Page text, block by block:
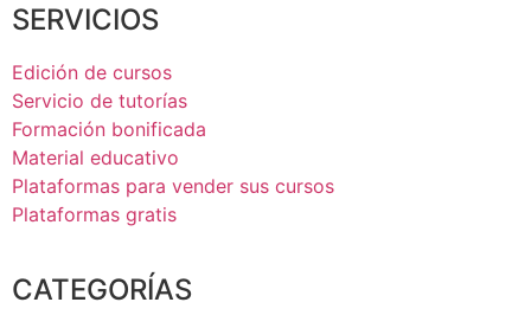
SERVICIOS
Edición de cursos
Servicio de tutorías
Formación bonificada
Material educativo
Plataformas para vender sus cursos
Plataformas gratis
CATEGORÍAS